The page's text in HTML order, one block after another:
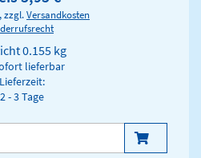
zzgl.Versandkosten
0.155 kg
lieferbar
Lieferzeit:
2 - 3 Tage